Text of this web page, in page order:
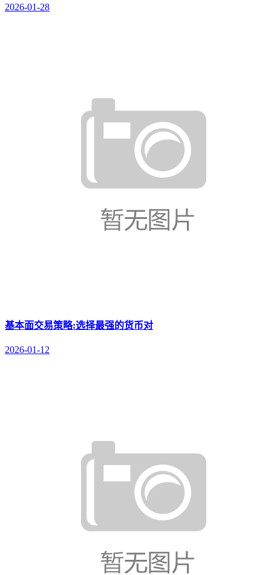
2026-01-28
基本面交易策略:选择最强的货币对
2026-01-12